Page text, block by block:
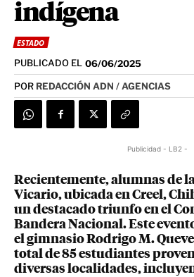
indígena
ESTADO
PUBLICADO EL 06/06/2025
POR REDACCIÓN ADN / AGENCIAS
Publicidad - LB2 -
Recientemente, alumnas de
Vicario, ubicada en Creel,
un destacado triunfo en el
Bandera Nacional. Este
el gimnasio Rodrigo M.
total de 85 estudiantes
diversas localidades,